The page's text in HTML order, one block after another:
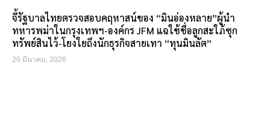
จี้รัฐบาลไทยตรวจสอบคฤหาสน์ของ “มินอ่องหลาย”ผู้นำ
ทหารพม่าในกรุงเทพฯ-องค์กร JFM แฉใช้ชื่อลูกสะใภ้ซุก
ทรัพย์สินไว้-โยงใยถึงนักธุรกิจสายเทา “ทุนมินลัต”
26 มีนาคม, 2026